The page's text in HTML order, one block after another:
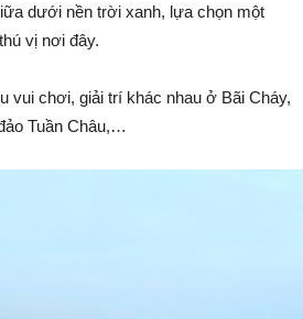
dưới nền trời xanh, lựa chọn một
vị nơi đây.
vui chơi, giải trí khác nhau ở Bãi Cháy,
Tuần Châu,…